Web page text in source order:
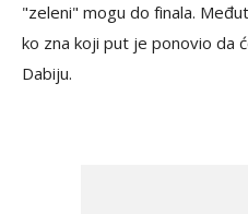
"zeleni" mogu do finala.
ko zna koji put je ponovio da
Dabiju.